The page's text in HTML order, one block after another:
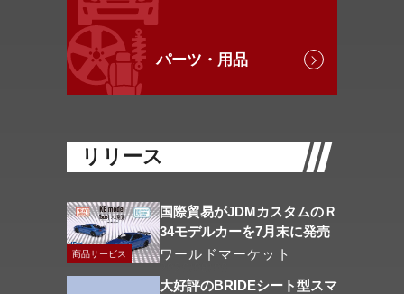
パーツ・用品
リリース
商品サービス
国際貿易がJDMカスタムのＲ
34モデルカーを7月末に発売
ワールドマーケット
大好評のBRIDEシート型スマ